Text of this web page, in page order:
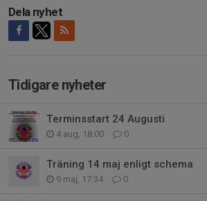
Dela nyhet
Tidigare nyheter
Terminsstart 24 Augusti
4 aug, 18:00 0
Träning 14 maj enligt schema
9 maj, 17:34 0